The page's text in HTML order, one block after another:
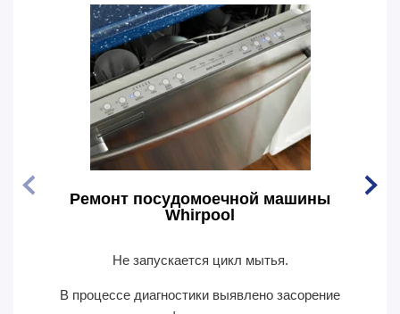
Ремонт посудомоечной машины
Whirpool
Не запускается цикл мытья.
В процессе диагностики выявлено засорение